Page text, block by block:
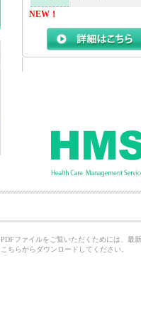
NEW！
PDFファイルをご覧いただくためには、最
こちらからダウンロードしてください。